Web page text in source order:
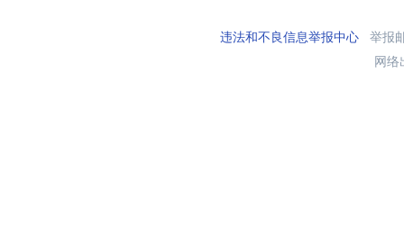
违法和不良信息举报中心举报
网